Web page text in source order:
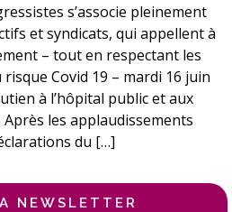
s’associe pleinement
et syndicats, qui appellent à
– tout en respectant les
Covid 19 – mardi 16 juin
à l’hôpital public et aux
les applaudissements
du […]
NEWSLETTER